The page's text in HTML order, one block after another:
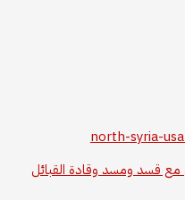
قسد ومسد وقادة القبائل